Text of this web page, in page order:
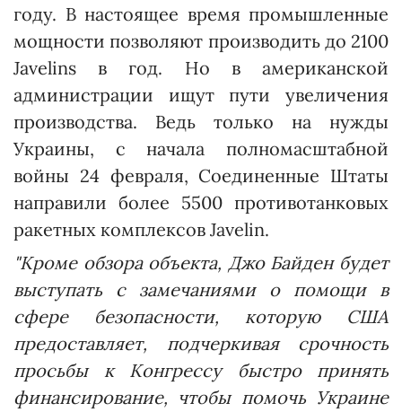
году. В настоящее время промышленные
мощности позволяют производить до 2100
Javelins в год. Но в американской
администрации ищут пути увеличения
производства. Ведь только на нужды
Украины, с начала полномасштабной
войны 24 февраля, Соединенные Штаты
направили более 5500 противотанковых
ракетных комплексов Javelin.
"Кроме обзора объекта, Джо Байден будет
выступать с замечаниями о помощи в
сфере безопасности, которую США
предоставляет, подчеркивая срочность
просьбы к Конгрессу быстро принять
финансирование, чтобы помочь Украине